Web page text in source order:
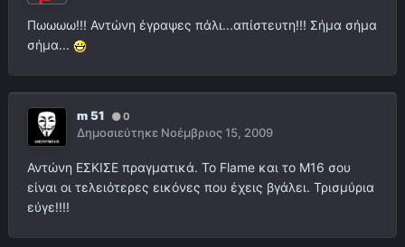
Πωωωω!!! Αντώνη έγραψες πάλι...απίστευτη!!! Σήμα σήμα
σήμα...
m 51 0
Δημοσιεύτηκε Νοέμβριος 15, 2009
Αντώνη ΕΣΚΙΣΕ πραγματικά. Το Flame και το Μ16 σου
είναι οι τελειότερες εικόνες που έχεις βγάλει. Τρισμύρια
εύγε!!!!